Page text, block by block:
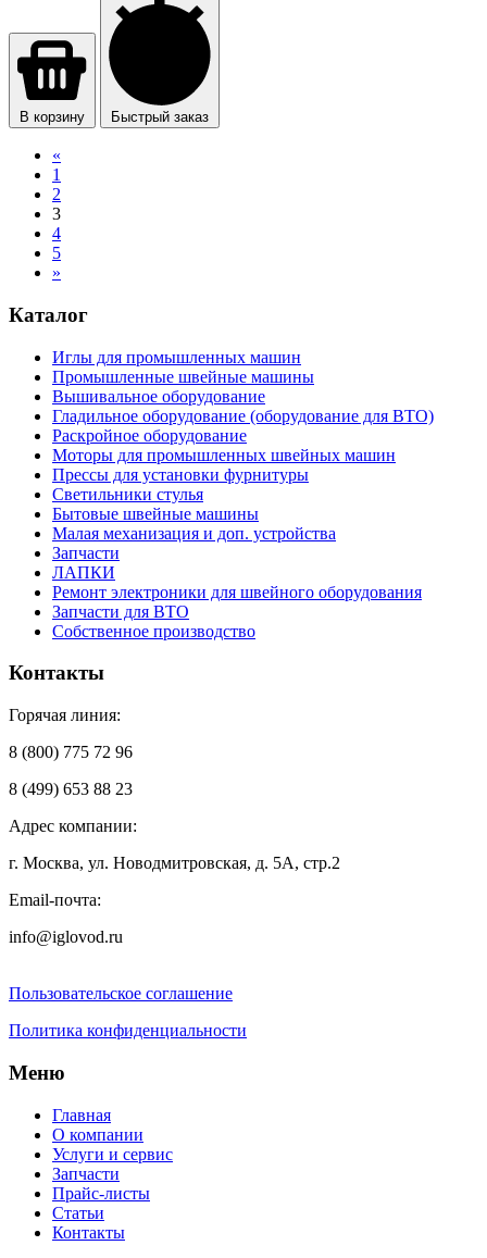
В корзину Быстрый заказ
«
1
2
3
4
5
»
Каталог
Иглы для промышленных машин
Промышленные швейные машины
Вышивальное оборудование
Гладильное оборудование (оборудование для ВТО)
Раскройное оборудование
Моторы для промышленных швейных машин
Прессы для установки фурнитуры
Светильники стулья
Бытовые швейные машины
Малая механизация и доп. устройства
Запчасти
ЛАПКИ
Ремонт электроники для швейного оборудования
Запчасти для ВТО
Собственное производство
Контакты
Горячая линия:
8 (800) 775 72 96
8 (499) 653 88 23
Адрес компании:
г. Москва, ул. Новодмитровская, д. 5А, стр.2
Email-почта:
info@iglovod.ru
Пользовательское соглашение
Политика конфиденциальности
Меню
Главная
О компании
Услуги и сервис
Запчасти
Прайс-листы
Статьи
Контакты